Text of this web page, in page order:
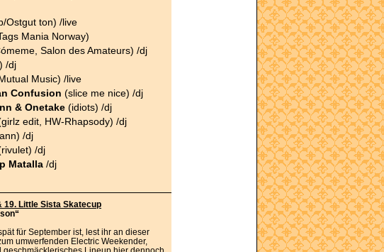
Ostgut ton) /live
Mania Norway)
Salon des Amateurs) /dj
/dj
Music) /live
Confusion (slice me nice) /dj
& Onetake (idiots) /dj
edit, HW-Rhapsody) /dj
/dj
/dj
Matalla /dj
19. Little Sista Skatecup
für September ist, lest ihr an dieser
umwerfenden Electric Weekender,
geschmäcklerisches Lineup hier dennoch